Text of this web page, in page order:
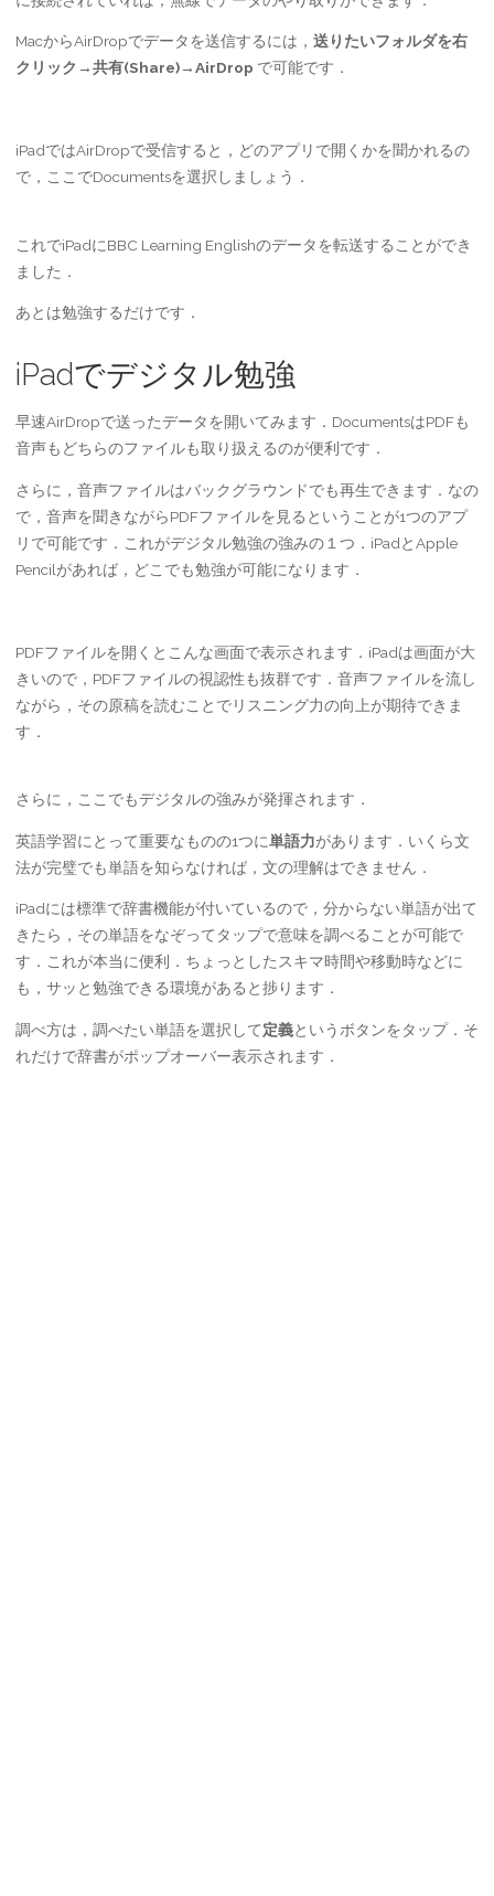
MacからAirDropでデータを送信するには， 送りたいフォルダを右
クリック→共有(Share)→AirDrop で可能です．
iPadではAirDropで受信すると，どのアプリで開くかを聞かれるの
で，ここでDocumentsを選択しましょう．
これでiPadにBBC Learning Englishのデータを転送することができ
ました．
あとは勉強するだけです．
iPadでデジタル勉強
早速AirDropで送ったデータを開いてみます．DocumentsはPDFも
音声もどちらのファイルも取り扱えるのが便利です．
さらに，音声ファイルはバックグラウンドでも再生できます．なの
で，音声を聞きながらPDFファイルを見るということが1つのアプ
リで可能です．これがデジタル勉強の強みの１つ．iPadとApple
Pencilがあれば，どこでも勉強が可能になります．
PDFファイルを開くとこんな画面で表示されます．iPadは画面が大
きいので，PDFファイルの視認性も抜群です．音声ファイルを流し
ながら，その原稿を読むことでリスニング力の向上が期待できま
す．
さらに，ここでもデジタルの強みが発揮されます．
英語学習にとって重要なものの1つに単語力があります．いくら文
法が完璧でも単語を知らなければ，文の理解はできません．
iPadには標準で辞書機能が付いているので，分からない単語が出て
きたら，その単語をなぞってタップで意味を調べることが可能で
す．これが本当に便利．ちょっとしたスキマ時間や移動時などに
も，サッと勉強できる環境があると捗ります．
調べ方は，調べたい単語を選択して定義というボタンをタップ．そ
れだけで辞書がポップオーバー表示されます．